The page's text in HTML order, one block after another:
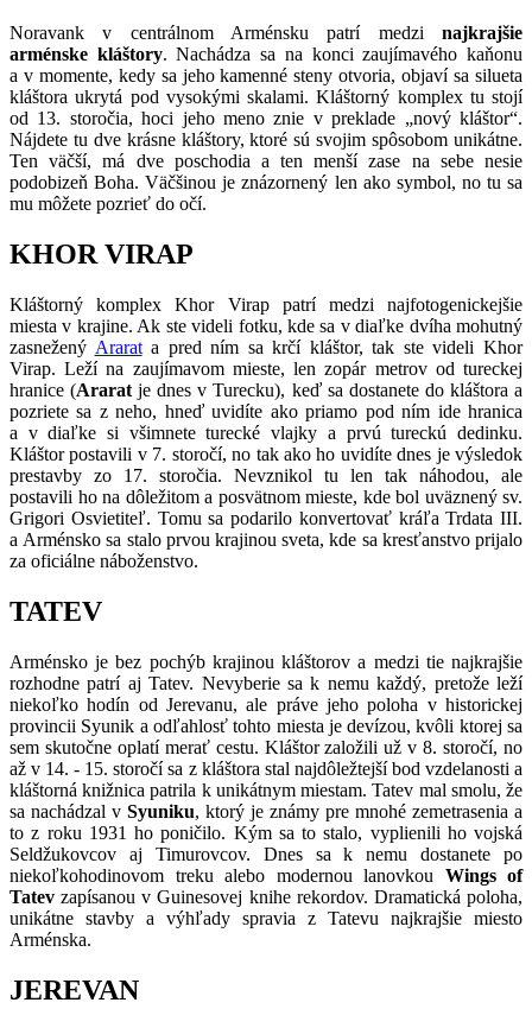
Noravank v centrálnom Arménsku patrí medzi najkrajšie
arménske kláštory. Nachádza sa na konci zaujímavého kaňonu
a v momente, kedy sa jeho kamenné steny otvoria, objaví sa silueta
kláštora ukrytá pod vysokými skalami. Kláštorný komplex tu stojí
od 13. storočia, hoci jeho meno znie v preklade „nový kláštor“.
Nájdete tu dve krásne kláštory, ktoré sú svojim spôsobom unikátne.
Ten väčší, má dve poschodia a ten menší zase na sebe nesie
podobizeň Boha. Väčšinou je znázornený len ako symbol, no tu sa
mu môžete pozrieť do očí.
KHOR VIRAP
Kláštorný komplex Khor Virap patrí medzi najfotogenickejšie
miesta v krajine. Ak ste videli fotku, kde sa v diaľke dvíha mohutný
zasnežený Ararata pred ním sa krčí kláštor, tak ste videli Khor
Virap. Leží na zaujímavom mieste, len zopár metrov od tureckej
hranice (Ararat je dnes v Turecku), keď sa dostanete do kláštora a
pozriete sa z neho, hneď uvidíte ako priamo pod ním ide hranica
a v diaľke si všimnete turecké vlajky a prvú tureckú dedinku.
Kláštor postavili v 7. storočí, no tak ako ho uvidíte dnes je výsledok
prestavby zo 17. storočia. Nevznikol tu len tak náhodou, ale
postavili ho na dôležitom a posvätnom mieste, kde bol uväznený sv.
Grigori Osvietiteľ. Tomu sa podarilo konvertovať kráľa Trdata III.
a Arménsko sa stalo prvou krajinou sveta, kde sa kresťanstvo prijalo
za oficiálne náboženstvo.
TATEV
Arménsko je bez pochýb krajinou kláštorov a medzi tie najkrajšie
rozhodne patrí aj Tatev. Nevyberie sa k nemu každý, pretože leží
niekoľko hodín od Jerevanu, ale práve jeho poloha v historickej
provincii Syunik a odľahlosť tohto miesta je devízou, kvôli ktorej sa
sem skutočne oplatí merať cestu. Kláštor založili už v 8. storočí, no
až v 14. - 15. storočí sa z kláštora stal najdôležtejší bod vzdelanosti a
kláštorná knižnica patrila k unikátnym miestam. Tatev mal smolu, že
sa nachádzal v Syuniku, ktorý je známy pre mnohé zemetrasenia a
to z roku 1931 ho poničilo. Kým sa to stalo, vyplienili ho vojská
Seldžukovcov aj Timurovcov. Dnes sa k nemu dostanete po
niekoľkohodinovom treku alebo modernou lanovkou Wings of
Tatev zapísanou v Guinesovej knihe rekordov. Dramatická poloha,
unikátne stavby a výhľady spravia z Tatevu najkrajšie miesto
Arménska.
JEREVAN